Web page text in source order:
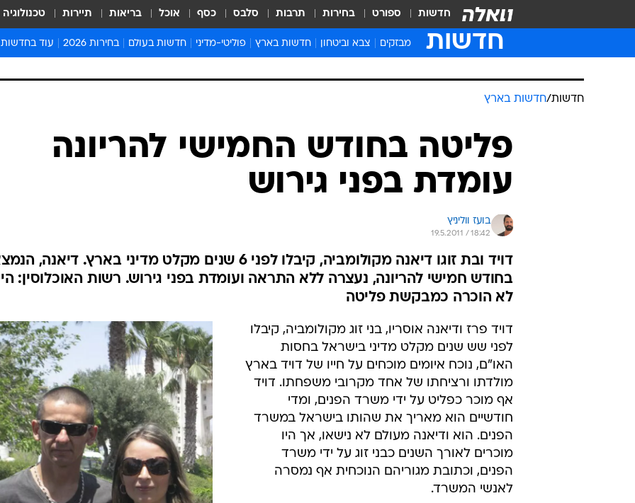
חדשות ספורט בחירות תרבות סלבס כסף אוכל בריאות תיירות טכנולוגיה
חדשות מבזקים צבא וביטחון חדשות בארץ
בריאות
חברה ורווחה
פוליטי-מדיני חדשות בעולם
אסיה והפסיפיק
אפריקה
בחירות 2026 עוד בחדשות
לוח שנה
חדשות יהדות
המייל האדום
חדשות/חדשות בארץ
פליטה בחודש החמישי להריונה
עומדת בפני גירוש
בועז ווליניץ
19.5.2011 / 18:42
דויד ובת זוגו דיאנה מקולומביה, קיבלו לפני 6 שנים מקלט מדיני בארץ. דיאנה,
בחודש חמישי להריונה, נעצרה ללא התראה ועומדת בפני גירוש. רשות האוכלוסין:
לא הוכרה כמבקשת פליטה
דויד פרז ודיאנה אוסריו, בני זוג מקולומביה, קיבלו
לפני שש שנים מקלט מדיני בישראל בחסות
האו"ם, נוכח איומים מוכחים על חייו של דויד בארץ
מולדתו ורציחתו של אחד מקרובי משפחתו. דויד
אף מוכר כפליט על ידי משרד הפנים, ומדי
חודשיים הוא מאריך את שהותו בישראל במשרד
הפנים. הוא ודיאנה מעולם לא נישאו, אך היו
מוכרים לאורך השנים כבני זוג על ידי משרד
הפנים, וכתובת מגוריהם הנוכחית אף נמסרה
לאנשי המשרד.